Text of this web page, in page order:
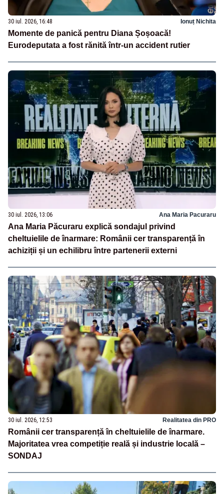
30 iul. 2026, 16:48 Ionuț Nichita
Momente de panică pentru Diana Șoșoacă!
Eurodeputata a fost rănită într-un accident rutier
30 iul. 2026, 13:06 Ana Maria Pacuraru
Ana Maria Păcuraru explică sondajul privind
cheltuielile de înarmare: Românii cer transparență în
achiziții și un echilibru între partenerii externi
30 iul. 2026, 12:53 Realitatea din PRO
Românii cer transparență în cheltuielile de înarmare.
Majoritatea vrea competiție reală și industrie locală –
SONDAJ